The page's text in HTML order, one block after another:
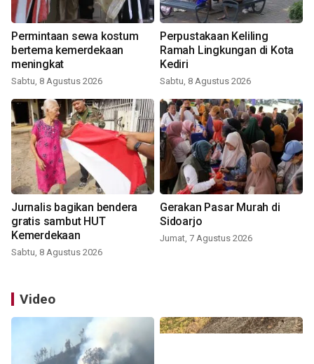
Permintaan sewa kostum
bertema kemerdekaan
meningkat
Sabtu, 8 Agustus 2026
Perpustakaan Keliling
Ramah Lingkungan di Kota
Kediri
Sabtu, 8 Agustus 2026
Jurnalis bagikan bendera
gratis sambut HUT
Kemerdekaan
Sabtu, 8 Agustus 2026
Gerakan Pasar Murah di
Sidoarjo
Jumat, 7 Agustus 2026
Video